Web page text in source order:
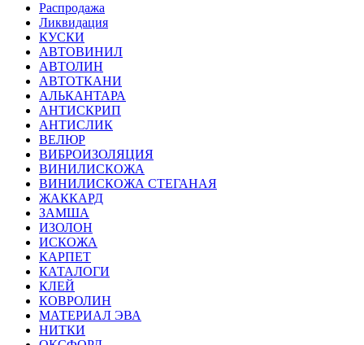
Распродажа
Ликвидация
КУСКИ
АВТОВИНИЛ
АВТОЛИН
АВТОТКАНИ
АЛЬКАНТАРА
АНТИСКРИП
АНТИСЛИК
ВЕЛЮР
ВИБРОИЗОЛЯЦИЯ
ВИНИЛИСКОЖА
ВИНИЛИСКОЖА СТЕГАНАЯ
ЖАККАРД
ЗАМША
ИЗОЛОН
ИСКОЖА
КАРПЕТ
КАТАЛОГИ
КЛЕЙ
КОВРОЛИН
МАТЕРИАЛ ЭВА
НИТКИ